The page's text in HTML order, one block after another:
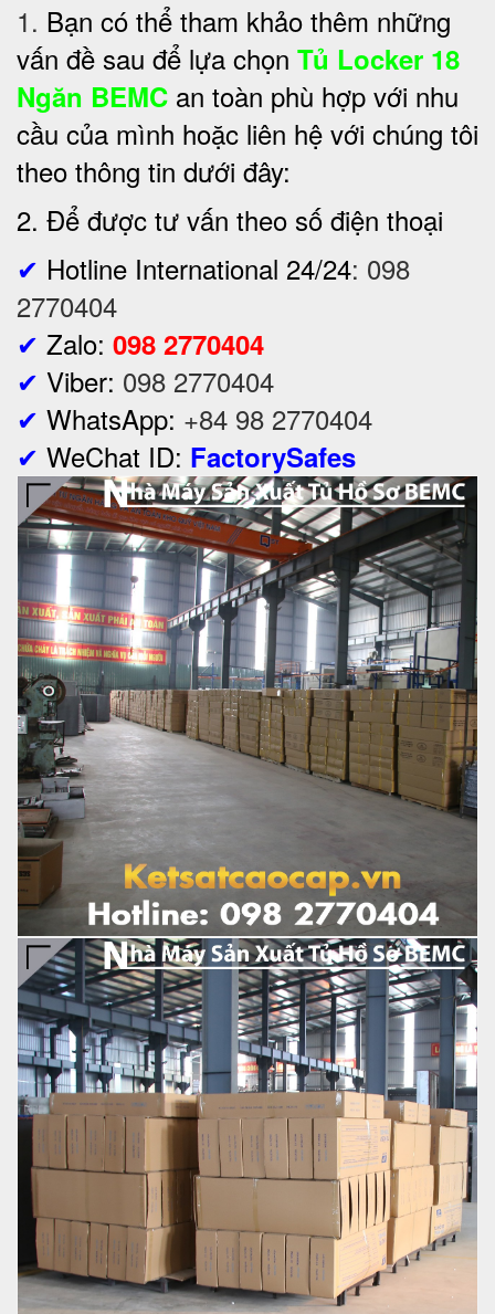
1. Bạn có thể tham khảo thêm những
vấn đề sau để lựa chọn Tủ Locker 18
Ngăn BEMC an toàn phù hợp với nhu
cầu của mình hoặc liên hệ với chúng tôi
theo thông tin dưới đây:
2. Để được tư vấn theo số điện thoại
✔ Hotline International 24/24: 098
2770404
✔ Zalo: 098 2770404
✔ Viber: 098 2770404
✔ WhatsApp: +84 98 2770404
✔ WeChat ID: FactorySafes